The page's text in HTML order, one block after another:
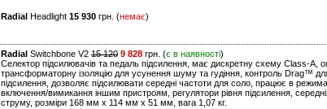
Radial Headlight 15 930 грн. (немає)
Radial Switchbone V2 15 120 9 828 грн. (є в наявності)
Селектор підсилювачів та педаль підсилення, має дискретну схему Class-
трансформаторну ізоляцію для усунення шуму та гудіння, контроль Drag™
підсилення, дозволяє підсилювати середні частоти для соло, працює в
включення/вимикання іншим пристроям, регулятори рівня підсилення,
струму, розміри 168 мм x 114 мм x 51 мм, вага 1,07 кг.